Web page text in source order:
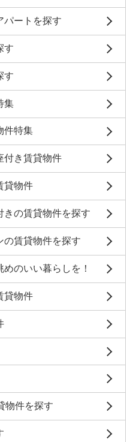
パートを探す
す
す
集
件特集
付き賃貸物件
貸物件
きの賃貸物件を探す
の賃貸物件を探す
のいい暮らしを！
貸物件
物件を探す